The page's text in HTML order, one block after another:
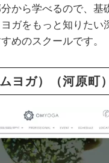
から学べるので、基
ガをもっと知りたい
めのスクールです。
ヨガ）（河原町）